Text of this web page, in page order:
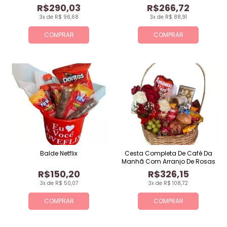
COMPRAR
3x de R$ 96,68
R$290,03
COMPRAR
3x de R$ 88,91
R$266,72
COMPRAR
3x de R$ 50,07
R$150,20
Balde Netflix
COMPRAR
3x de R$ 108,72
R$326,15
Cesta Completa De Café Da
Manhã Com Arranjo De Rosas